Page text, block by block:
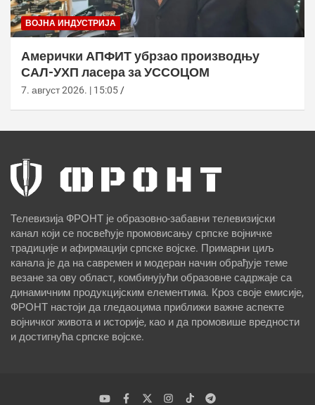
ВОЈНА ИНДУСТРИЈА
Амерички АПФИТ убрзао производњу
САЛ-УХП ласера за УССОЦОМ
7. август 2026. | 15:05
Телевизија ФРОНТ је образовно-забавни телевизијски
канал који се посвећује промовисању српске војничке
традиције и афирмацији српске војске. Примарни циљ
канала је да на савремен и модеран начин обрађује теме
везане за ову област, комбинујући образовне садржаје са
динамичним продукцијским елементима. Кроз своје емисије,
ФРОНТ настоји да гледаоцима приближи важне аспекте
војничког живота и историје, као и да промовише вредности
и достигнућа српске војске.